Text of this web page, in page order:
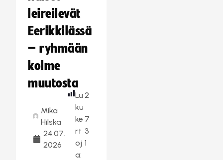
leireilevät
Eerikkilässä
– ryhmään
kolme
muutosta
Mika
Hilska
24.07.
2026
Lu
ku
ke
rt
oj
a:
2
7
3
1